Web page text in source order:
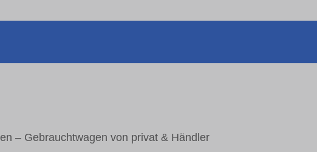
– Gebrauchtwagen von privat & Händler